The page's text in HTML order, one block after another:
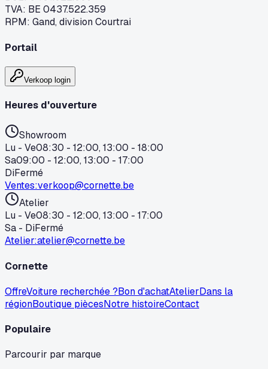
TVA: BE 0437.522.359
RPM: Gand, division Courtrai
Portail
Verkoop login
Heures d'ouverture
Showroom
Lu - Ve08:30 - 12:00, 13:00 - 18:00
Sa09:00 - 12:00, 13:00 - 17:00
DiFermé
Ventes:verkoop@cornette.be
Atelier
Lu - Ve08:30 - 12:00, 13:00 - 17:00
Sa - DiFermé
Atelier:atelier@cornette.be
Cornette
OffreVoiture recherchée ?Bon d'achatAtelierDans la
régionBoutique piècesNotre histoireContact
Populaire
Parcourir par marque